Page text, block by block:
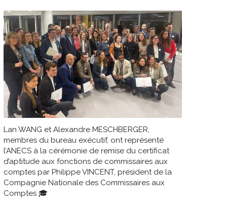
Lan WANG et Alexandre MESCHBERGER,
membres du bureau exécutif, ont représenté
l’ANECS à la cérémonie de remise du certificat
d’aptitude aux fonctions de commissaires aux
comptes par Philippe VINCENT, président de la
Compagnie Nationale des Commissaires aux
Comptes 🎓